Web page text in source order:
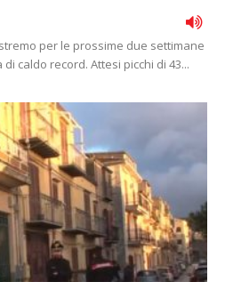
per le prossime due settimane
caldo record. Attesi picchi di 43...